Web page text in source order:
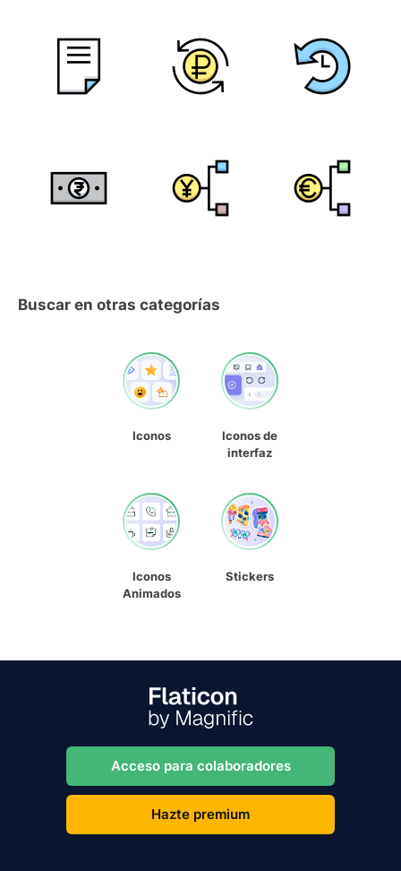
Buscar en otras categorías
Iconos
Iconos de
interfaz
Iconos
Animados
Stickers
Acceso para colaboradores
Hazte premium